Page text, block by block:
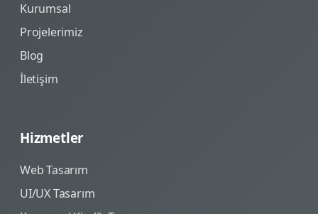
Kurumsal
Projelerimiz
Blog
İletişim
Hizmetler
Web Tasarım
UI/UX Tasarım